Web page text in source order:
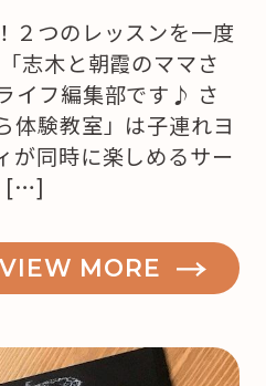
２つのレッスンを一度
志木と朝霞のママさ
イフ編集部です♪ さ
体験教室」は子連れヨ
が同時に楽しめるサー
[…]
VIEW MORE